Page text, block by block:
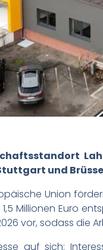
und
Union
Millionen Euro
vor, sodass die
auf sich: